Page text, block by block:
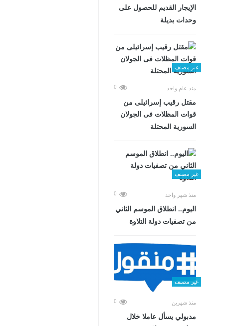
الإيجار القديم للحصول على
وحدات بديلة
غير مصنف
منذ عام واحد 0
مقتل رقيب إسرائيلى من
قوات المظلات فى الجولان
السورية المحتلة
غير مصنف
منذ شهر واحد 0
اليوم.. انطلاق الموسم الثاني
من تصفيات دولة التلاوة
غير مصنف
منذ شهرين 0
مدبولي يسأل عاملا خلال